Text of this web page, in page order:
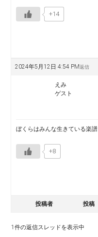
+14
2024年5月12日 4:54 PM返信
えみ
ゲスト
ぼくらはみんな生きている楽譜
+8
投稿者 投稿
1件の返信スレッドを表示中